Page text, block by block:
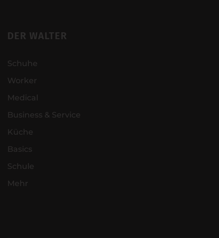
DER WALTER
Schuhe
Worker
Medical
Business & Service
Küche
Basics
Schule
Mehr